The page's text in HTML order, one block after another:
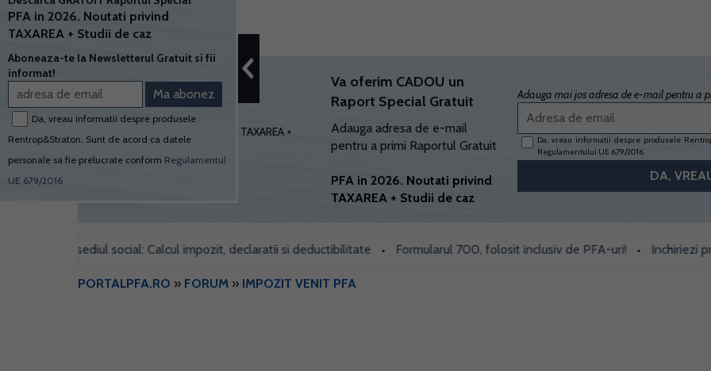
Va oferim CADOU un
Raport Special Gratuit
Adauga adresa de e-mail
pentru a primi Raportul Gratuit
PFA in 2026. Noutati privind
TAXAREA + Studii de caz
Adauga mai jos adresa de e-mail pentru a
Da, vreau informatii despre produsele
Regulamentului UE 679/2016
pentru sediul social: Calcul impozit, declaratii si deductibilitate • Formularul 700, folosit inclusiv de PFA-uri! • Inchiriezi prin
PORTALPFA.RO » FORUM » IMPOZIT VENIT PFA
PFA in 2026. Noutati privind
TAXAREA + Studii de caz
Aboneaza-te la Newsletterul Gratuit si fii
informat!
Da, vreau informatii despre produsele
Rentrop&Straton. Sunt de acord ca datele
personale sa fie prelucrate conform Regulamentul
UE 679/2016